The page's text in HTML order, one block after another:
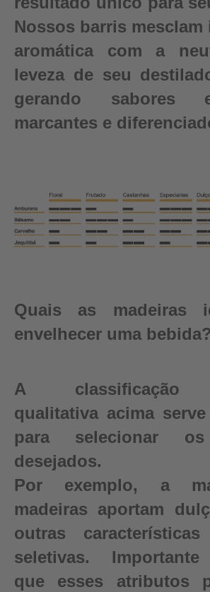
Nossos barris
aromática com a
leveza de seu
gerando sabores
marcantes e
Quais as madeiras
envelhecer uma bebida?
A classificação
qualitativa acima
para selecionar
desejados.
Por exemplo, a
madeiras aportam
outras
seletivas. Importante
que esses atributos